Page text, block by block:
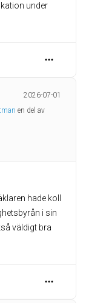
under
2026-07-01
en del av
hade koll
i sin
väldigt bra